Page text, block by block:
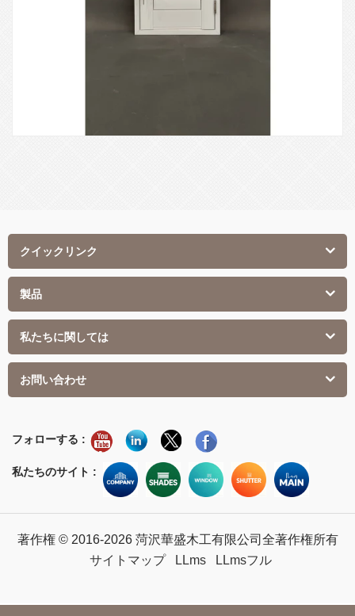
クイックリンク
製品
私たちに関しては
お問い合わせ
フォローする :
私たちのサイト :
著作権 © 2016-2026 菏沢華盛木工有限公司全著作権所有
サイトマップ
LLms LLmsフル